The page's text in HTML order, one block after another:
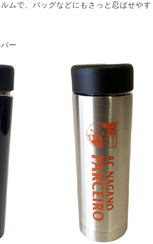
ムで、バッグなどにもさっと忍ばせやす
ー